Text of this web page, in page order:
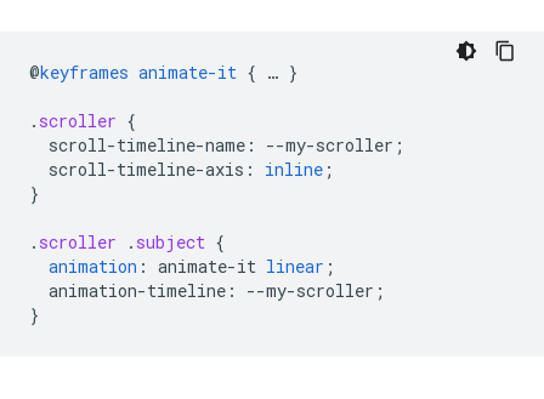
@keyframes animate-it { … }
. scroller {
scroll-timeline-name : --my-scroller ;
scroll-timeline-axis : inline ;
}
. scroller . subject {
animation : animate-it linear ;
animation-timeline : --my-scroller ;
}